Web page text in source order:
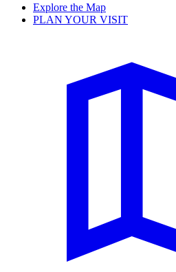
Explore the Map
PLAN YOUR VISIT